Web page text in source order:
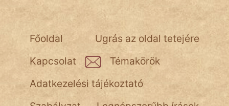
Ugrás az oldal tetejére
Főoldal
Kapcsolat
Témakörök
Adatkezelési tájékoztató